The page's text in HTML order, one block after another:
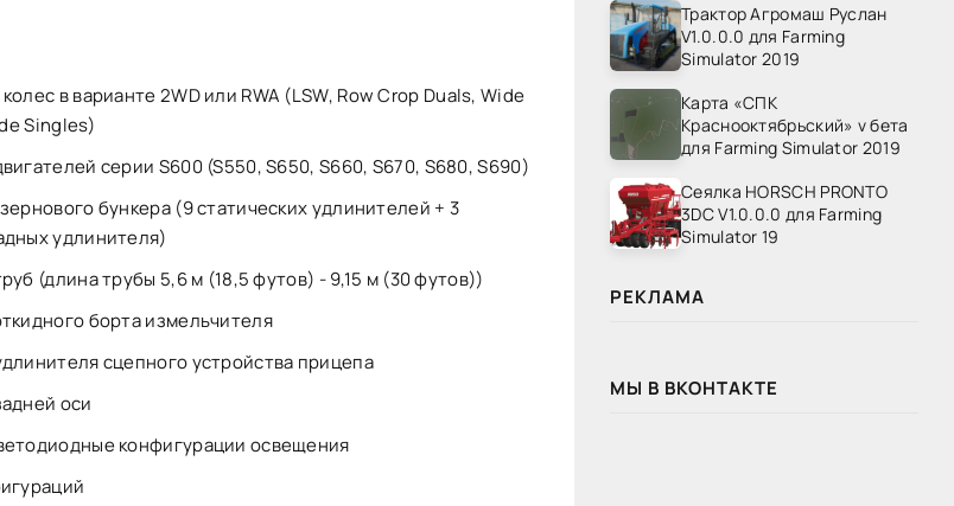
в варианте 2WD или RWA (LSW, Row Crop Duals, Wide
Singles)
серии S600 (S550, S650, S660, S670, S680, S690)
бункера (9 статических удлинителей + 3
удлинителя)
(длина трубы 5,6 м (18,5 футов) - 9,15 м (30 футов))
борта измельчителя
сцепного устройства прицепа
оси
конфигурации освещения
Трактор Агромаш Руслан
V1.0.0.0 для Farming
Simulator 2019
Карта «СПК
Краснооктябрьский» v бета
для Farming Simulator 2019
Сеялка HORSCH PRONTO
3DC V1.0.0.0 для Farming
Simulator 19
РЕКЛАМА
МЫ В ВКОНТАКТЕ